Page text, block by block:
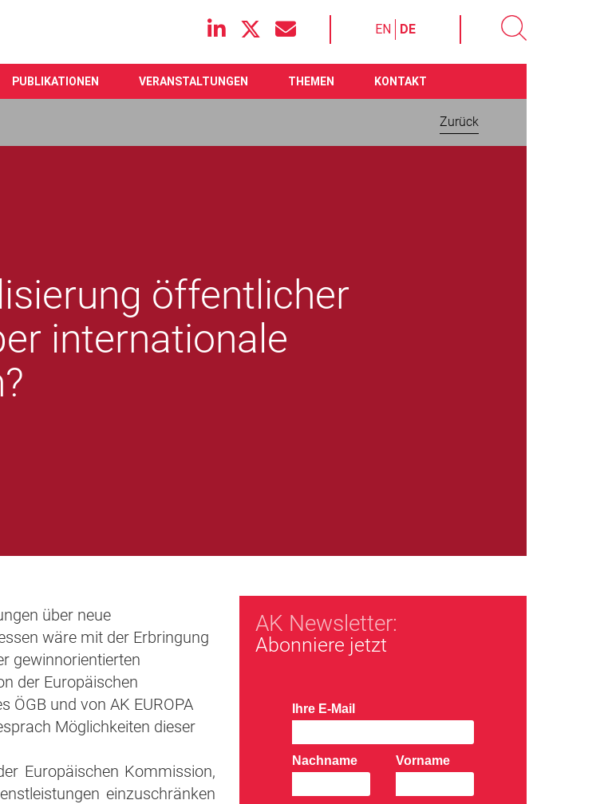
EN DE
Main navigation
PUBLIKATIONEN VERANSTALTUNGEN THEMEN KONTAKT
Zurück
öffentlicher
internationale
über neue
wäre mit der Erbringung
gewinnorientierten
der Europäischen
ÖGB und von AK EUROPA
Möglichkeiten dieser
Europäischen Kommission,
einzuschränken
AK Newsletter:
Abonniere jetzt
Ihre E-Mail
Nachname Vorname